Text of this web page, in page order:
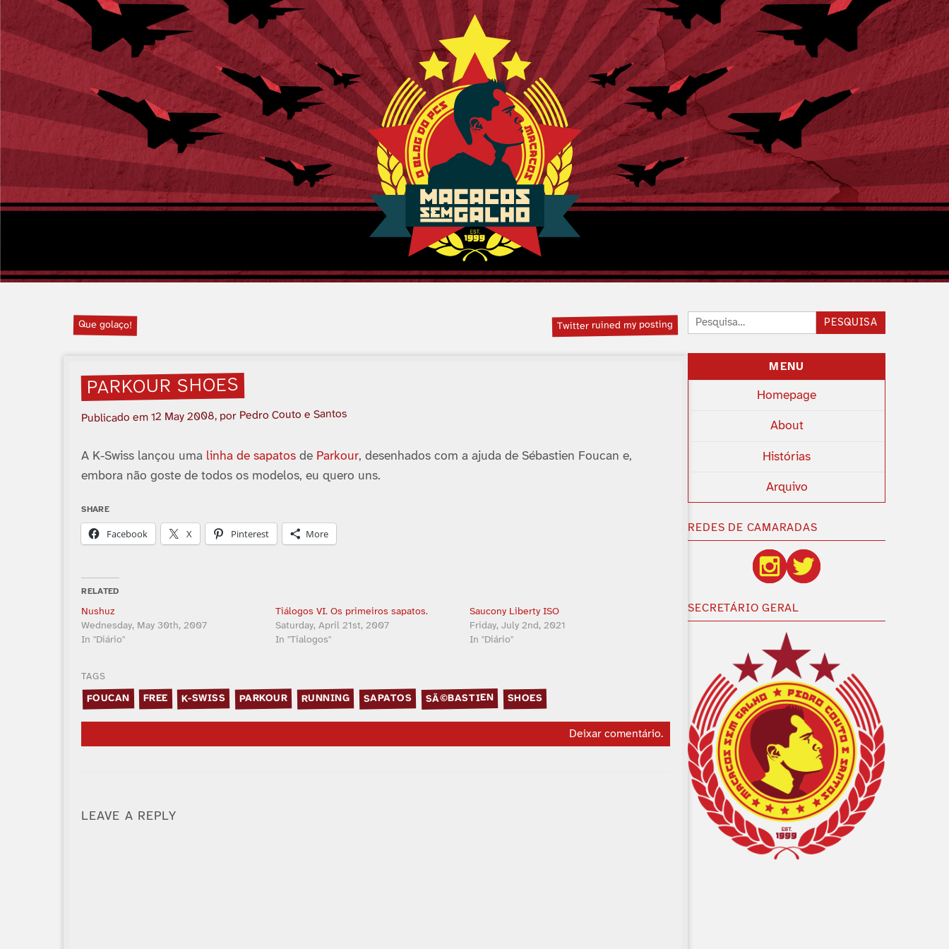
Que golaço! Twitter ruined my posting
PARKOUR SHOES
Publicado em12 May 2008, por Pedro Couto e Santos
A K-Swiss lançou uma linha de sapatos de Parkour, desenhados com a ajuda de Sébastien Foucan e,
embora não goste de todos os modelos, eu quero uns.
SHARE
Facebook X Pinterest More
RELATED
Nushuz
Wednesday, May 30th, 2007
In "Diário"
Tiálogos VI. Os primeiros sapatos.
Saturday, April 21st, 2007
In "Tialogos"
Saucony Liberty ISO
Friday, July 2nd, 2021
In "Diário"
TAGS
FOUCAN FREE K-SWISS PARKOUR RUNNING SAPATOS SÃ©BASTIEN SHOES
Deixar comentário.
LEAVE A REPLY
Pesquisar: PESQUISA
MENU
Homepage
About
Histórias
Arquivo
REDES DE CAMARADAS
SECRETÁRIO GERAL